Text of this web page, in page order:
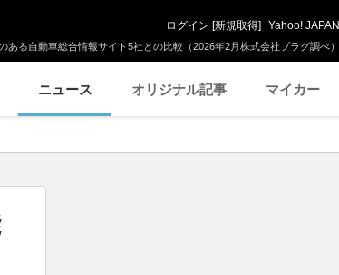
ある自動車総合情報サイト5社との比較（2026年2月株式会社プラグ調べ）
ログイン [新規取得] Yahoo! JAPAN
ニュース オリジナル記事 マイカー